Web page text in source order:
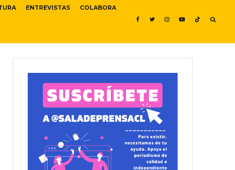
ENTREVISTAS COLABORA